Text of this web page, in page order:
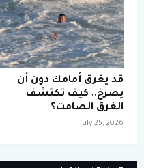
قد يغرق أمامك دون أن
يصرخ.. كيف تكتشف
الغرق الصامت؟
July 25, 2026